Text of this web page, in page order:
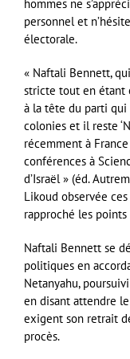
hommes ne
personnel et
électorale.
« Naftali Bennett,
stricte tout en étant
à la tête du parti
colonies et il reste
récemment à
conférences à
d’Israël » (éd.
Likoud observée
rapproché les
Naftali Bennett se
politiques en
Netanyahu,
en disant attendre
exigent son retrait
procès.